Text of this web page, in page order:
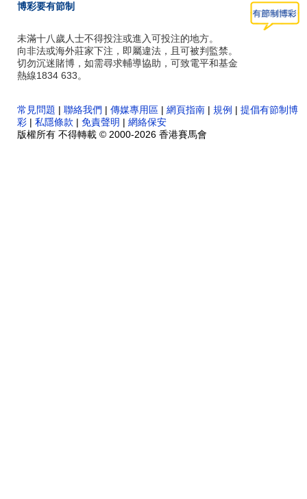
博彩要有節制
未滿十八歲人士不得投注或進入可投注的地方。
向非法或海外莊家下注，即屬違法，且可被判監禁。
切勿沉迷賭博，如需尋求輔導協助，可致電平和基金
熱線1834 633。
常見問題 | 聯絡我們 | 傳媒專用區 | 網頁指南 | 規例 | 提倡有節制博
彩 | 私隱條款 | 免責聲明 | 網絡保安
版權所有 不得轉載 © 2000-2026 香港賽馬會